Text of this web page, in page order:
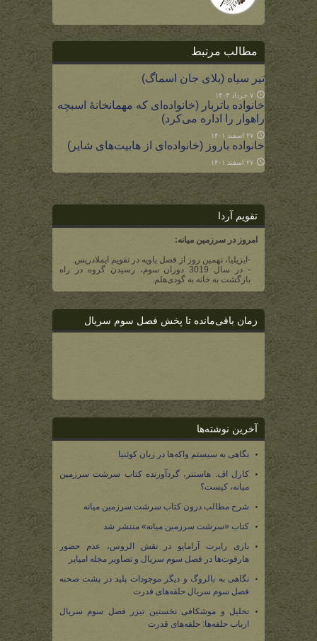
مطالب مرتبط
تیر سیاه (بلای جان اسماگ)
۷ خرداد ۱۴۰۳
خانواده باتربار (خانواده‌ای که مهمانخانۀ اسبچه
راهوار را اداره می‌کرد)
۲۷ اسفند ۱۴۰۱
خانواده باروز (خانواده‌ای از هابیت‌های شایر)
۲۷ اسفند ۱۴۰۱
تقویم آردا
امروز در سرزمین میانه:
-ایزیلیا، نهمین روز از فصل یاویه در تقویم ایملادریس.
- در سال 3019 دوران سوم، رسیدن گروه در راه
بازگشت به خانه به گودی‌هلم.
زمان باقی‌مانده تا پخش فصل سوم سریال
آخرین نوشته‌ها
نگاهی به سیستم واکه‌ها در زبان کوئنیا
کارل اف. هاستتر، گردآورنده کتاب سرشت سرزمین
میانه، کیست؟
شرح مطالب درون کتاب سرشت سرزمین میانه
کتاب «سرشت سرزمین میانه» منتشر شد
بازی رابرت آرامایو در نقش الروس، عدم حضور
هارفوت‌ها در فصل سوم سریال و تصاویر مجله امپایر
نگاهی به بالروگ و دیگر موجودات پلید در پشت صحنه
فصل سوم سریال حلقه‌های قدرت
تحلیل و موشکافی نخستین تیزر فصل سوم سریال
ارباب حلقه‌ها: حلقه‌های قدرت